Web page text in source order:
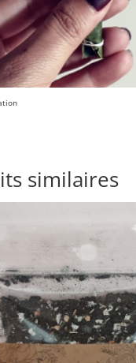
similaires